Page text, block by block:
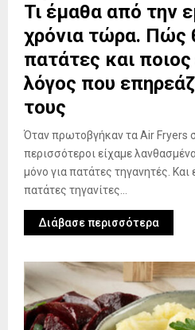
Τι έμαθα από την
χρόνια τώρα. Πώς
πατάτες και ποιος
λόγος που
τους
Όταν πρωτοβγήκαν τα Air Fryers
περισσότεροι είχαμε
μόνο για πατάτες τηγανητές. Και
πατάτες τηγανίτες...
Διάβασε περισσότερα